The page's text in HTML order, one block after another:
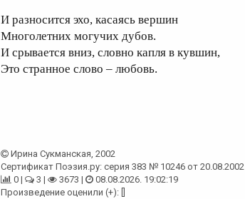
И разносится эхо, касаясь вершин
Многолетних могучих дубов.
И срывается вниз, словно капля в кувшин,
Это странное слово – любовь.
Ирина Сукманская, 2002
Сертификат Поэзия.ру: серия 383 № 10246 от 20.08.2002
0 |
3 | 3673 |
08.08.2026. 19:02:19
Произведение оценили (+): []